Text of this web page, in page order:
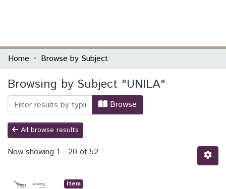
Communities & Collections
All of DSpace
Home Browse by Subject
Browsing by Subject "UNILA"
Browse
All browse results
Now showing 1 - 20 of 52
Item